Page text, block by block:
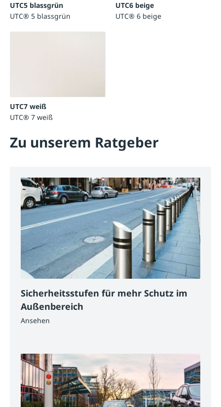
UTC5 blassgrün
UTC® 5 blassgrün
UTC6 beige
UTC® 6 beige
UTC7 weiß
UTC® 7 weiß
Zu unserem Ratgeber
Sicherheitsstufen für mehr Schutz im
Außenbereich
Ansehen